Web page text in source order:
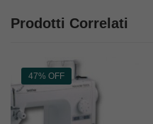
Prodotti Correlati
47% OFF